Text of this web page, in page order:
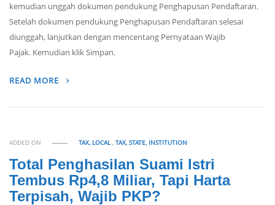
kemudian unggah dokumen pendukung Penghapusan Pendaftaran.
Setelah dokumen pendukung Penghapusan Pendaftaran selesai
diunggah, lanjutkan dengan mencentang Pernyataan Wajib
Pajak. Kemudian klik Simpan.
READ MORE
ADDED ON TAX, LOCAL,TAX, STATE, INSTITUTION
Total Penghasilan Suami Istri
Tembus Rp4,8 Miliar, Tapi Harta
Terpisah, Wajib PKP?